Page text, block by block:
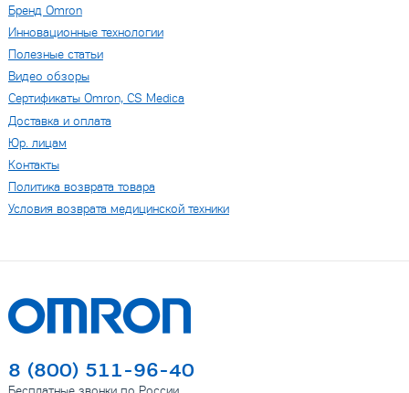
Бренд Omron
Инновационные технологии
Полезные статьи
Видео обзоры
Сертификаты Omron, CS Medica
Доставка и оплата
Юр. лицам
Контакты
Политика возврата товара
Условия возврата медицинской техники
8 (800) 511-96-40